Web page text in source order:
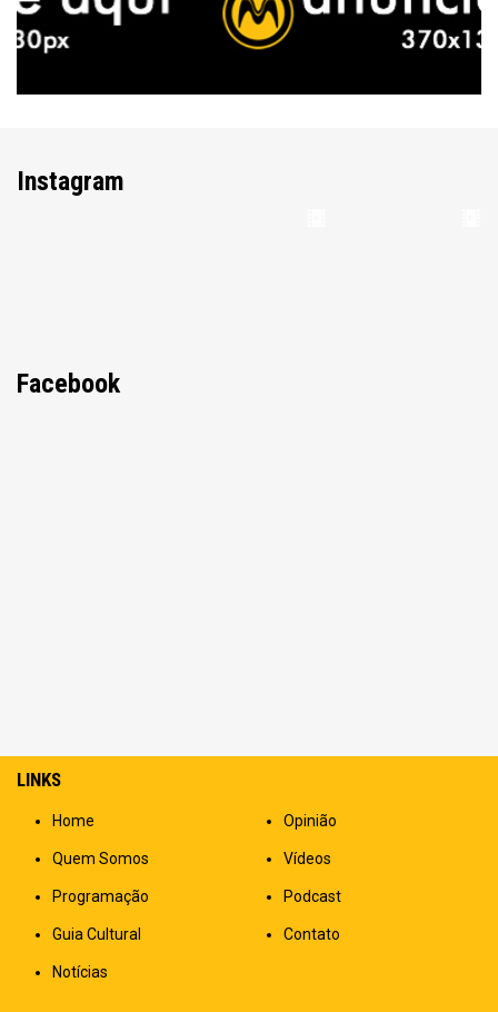
Instagram
Facebook
LINKS
Home
Quem Somos
Programação
Guia Cultural
Notícias
Opinião
Vídeos
Podcast
Contato